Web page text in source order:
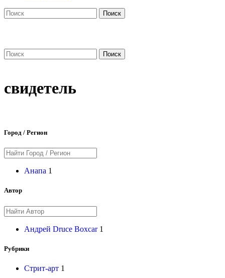
Поиск
Поиск
свидетель
Город / Регион
Анапа 1
Автор
Андрей Druce Boxcar 1
Рубрики
Стрит-арт 1